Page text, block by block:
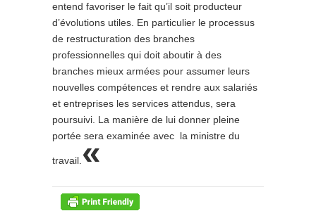
entend favoriser le fait qu’il soit producteur
d’évolutions utiles. En particulier le processus
de restructuration des branches
professionnelles qui doit aboutir à des
branches mieux armées pour assumer leurs
nouvelles compétences et rendre aux salariés
et entreprises les services attendus, sera
poursuivi. La manière de lui donner pleine
portée sera examinée avec la ministre du
travail. «